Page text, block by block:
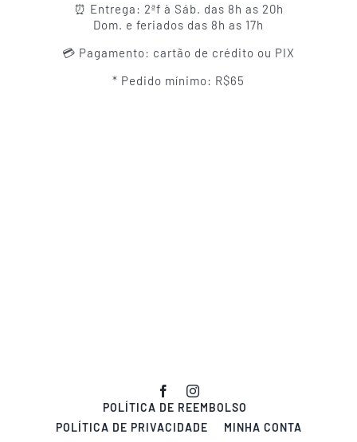
⏰ Entrega: 2ªf à Sáb. das 8h as 20h
Dom. e feriados das 8h as 17h
💳 Pagamento: cartão de crédito ou PIX
* Pedido mínimo: R$65
POLÍTICA DE REEMBOLSO
POLÍTICA DE PRIVACIDADE
MINHA CONTA